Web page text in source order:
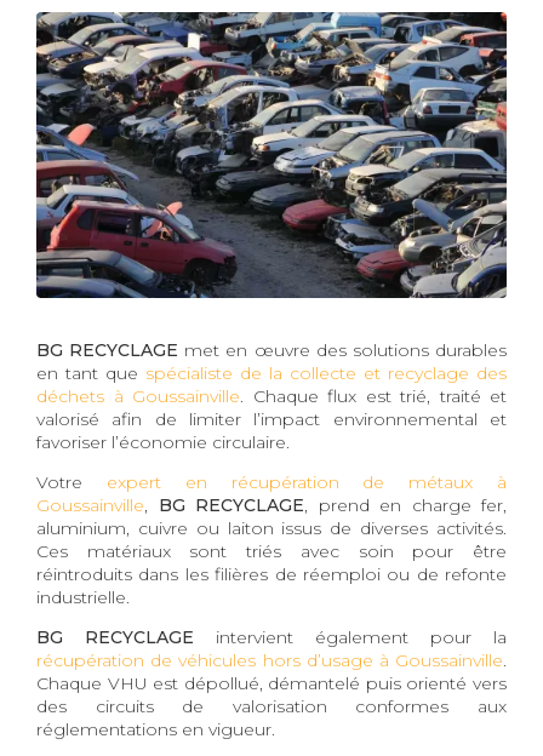
BG RECYCLAGE met en œuvre des solutions durables
en tant que spécialiste de la collecte et recyclage des
déchets à Goussainville. Chaque flux est trié, traité et
valorisé afin de limiter l’impact environnemental et
favoriser l’économie circulaire.
Votre expert en récupération de métaux à
Goussainville, BG RECYCLAGE, prend en charge fer,
aluminium, cuivre ou laiton issus de diverses activités.
Ces matériaux sont triés avec soin pour être
réintroduits dans les filières de réemploi ou de refonte
industrielle.
BG RECYCLAGE intervient également pour la
récupération de véhicules hors d’usage à Goussainville.
Chaque VHU est dépollué, démantelé puis orienté vers
des circuits de valorisation conformes aux
réglementations en vigueur.